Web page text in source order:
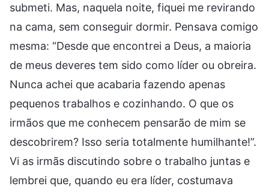
submeti. Mas, naquela noite, fiquei me revirando
na cama, sem conseguir dormir. Pensava comigo
mesma: “Desde que encontrei a Deus, a maioria
de meus deveres tem sido como líder ou obreira.
Nunca achei que acabaria fazendo apenas
pequenos trabalhos e cozinhando. O que os
irmãos que me conhecem pensarão de mim se
descobrirem? Isso seria totalmente humilhante!”.
Vi as irmãs discutindo sobre o trabalho juntas e
lembrei que, quando eu era líder, costumava